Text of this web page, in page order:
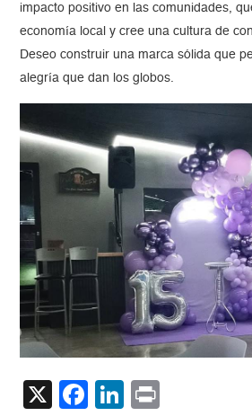
impacto positivo en las comunidades,
economía local y cree una cultura de
Deseo construir una marca sólida que
alegría que dan los globos.
X Facebook
LinkedIn